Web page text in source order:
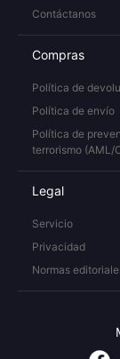
Contáctanos
Compras
Política de
Política de envío
Política de
terrorismo (AML/
Legal
Servicio
Privacidad
Normas